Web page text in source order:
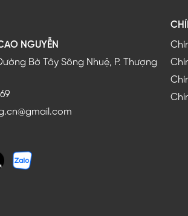
NGUYỄN
Bờ Tây Sông Nhuệ, P. Thượng